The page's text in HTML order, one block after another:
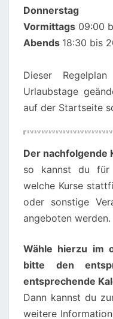
Donnerstag
Vormittags 09:00
Abends 18:30 bis
Dieser
Urlaubstage
auf der Startseite
Der nachfolgende
so kannst du für
welche Kurse
oder sonstige
angeboten werden.
Wähle hierzu im
bitte den
entsprechende
Dann kannst du
weitere
00:00
02:00
03:00
04:00